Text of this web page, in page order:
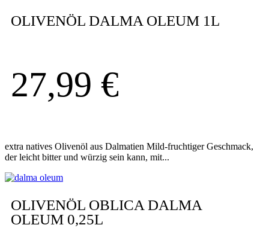
OLIVENÖL DALMA OLEUM 1L
27,99 €
extra natives Olivenöl aus Dalmatien Mild-fruchtiger Geschmack,
der leicht bitter und würzig sein kann, mit...
OLIVENÖL OBLICA DALMA
OLEUM 0,25L